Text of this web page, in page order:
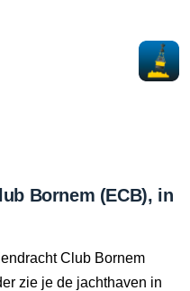
Bornem (ECB), in
Club Bornem
zie je de jachthaven in